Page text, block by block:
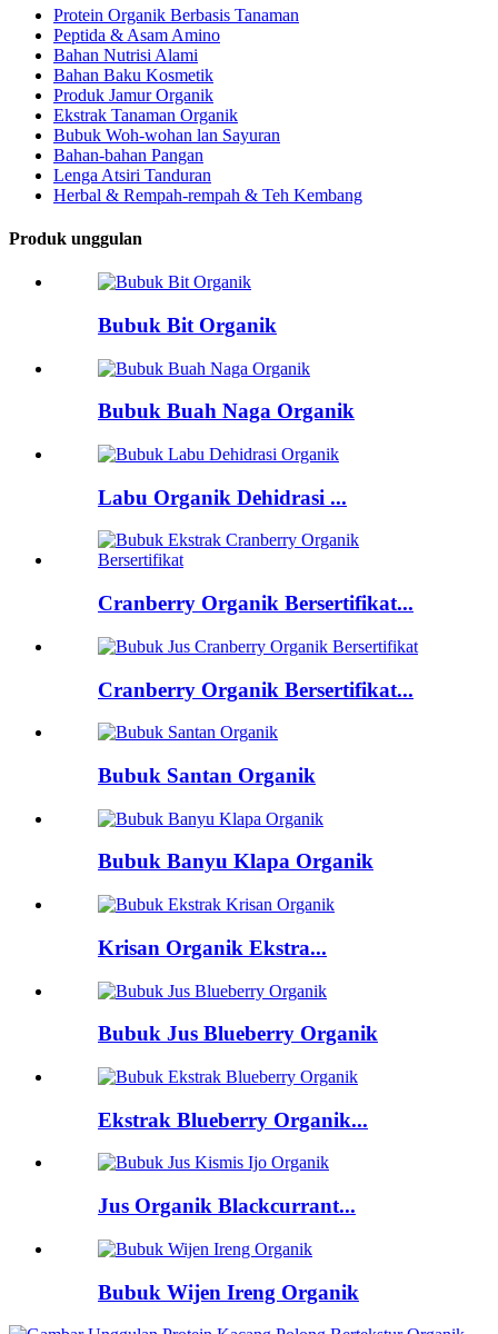
Protein Organik Berbasis Tanaman
Peptida & Asam Amino
Bahan Nutrisi Alami
Bahan Baku Kosmetik
Produk Jamur Organik
Ekstrak Tanaman Organik
Bubuk Woh-wohan lan Sayuran
Bahan-bahan Pangan
Lenga Atsiri Tanduran
Herbal & Rempah-rempah & Teh Kembang
Produk unggulan
Bubuk Bit Organik
Bubuk Buah Naga Organik
Labu Organik Dehidrasi ...
Cranberry Organik Bersertifikat...
Cranberry Organik Bersertifikat...
Bubuk Santan Organik
Bubuk Banyu Klapa Organik
Krisan Organik Ekstra...
Bubuk Jus Blueberry Organik
Ekstrak Blueberry Organik...
Jus Organik Blackcurrant...
Bubuk Wijen Ireng Organik